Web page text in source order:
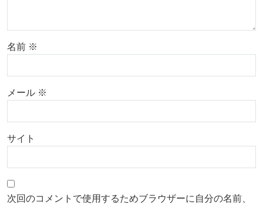
名前 ※
メール ※
サイト
次回のコメントで使用するためブラウザーに自分の名前、